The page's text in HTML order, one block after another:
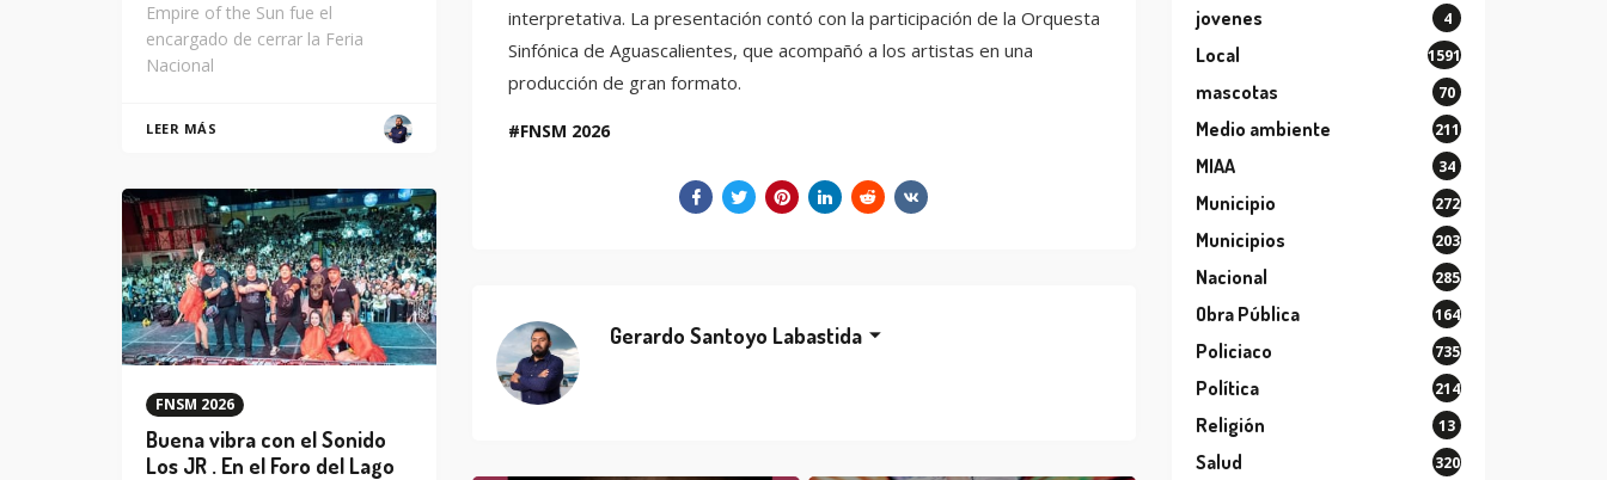
interpretativa. La presentación contó con la participación de la Orquesta
Sinfónica de Aguascalientes, que acompañó a los artistas en una
producción de gran formato.
FNSM 2026
Gerardo Santoyo Labastida
Empire of the Sun fue el
encargado de cerrar la Feria
Nacional
LEER MÁS
FNSM 2026
Buena vibra con el Sonido
Los JR . En el Foro del Lago
jovenes 4
Local 1591
mascotas 70
Medio ambiente 211
MIAA 34
Municipio 272
Municipios 203
Nacional 285
Obra Pública 164
Policiaco 735
Política 214
Religión 13
Salud 320